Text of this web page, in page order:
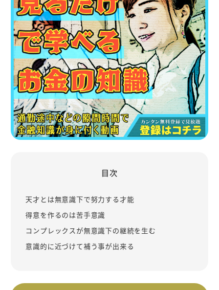
目次
天才とは無意識下で努力する才能
得意を作るのは苦手意識
コンプレックスが無意識下の継続を生む
意識的に近づけて補う事が出来る